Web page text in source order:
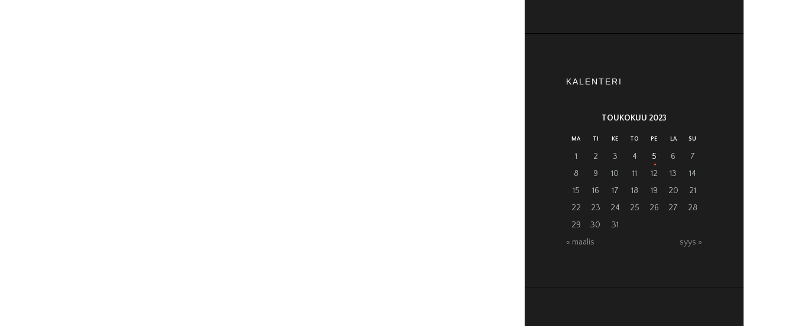
KALENTERI
TOUKOKUU 2023
MA TI KE TO PE LA SU
1 2 3 4 5 6
7
8
9 10 11 12 13
14
15
16 17 18 19 20
21
22
23 24 25 26 27
28
29
30
31
« maalis
syys »